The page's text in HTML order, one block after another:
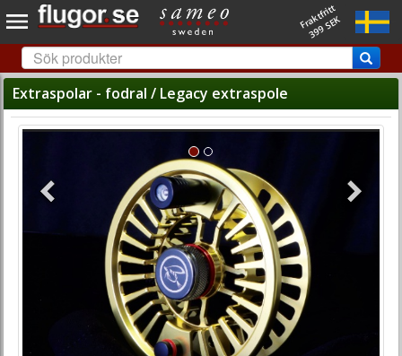
Fraktfritt
399 SEK
Extraspolar - fodral / Legacy extraspole